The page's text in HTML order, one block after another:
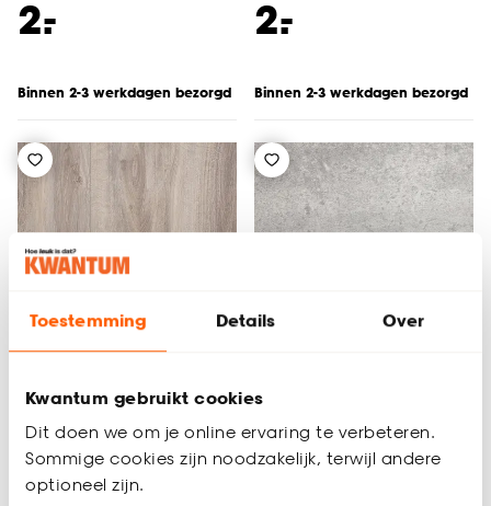
Toestemming Details Over
Kwantum gebruikt cookies
Dit doen we om je online ervaring te verbeteren.
Sommige cookies zijn noodzakelijk, terwijl andere
optioneel zijn.
2.
-
Binnen 2-3 werkdagen bezorgd
2.
-
Binnen 2-3 werkdagen bezorgd
Alleen Online
Staal PVC Warner
Taupe Eiken\n
Staal PVC Abilene